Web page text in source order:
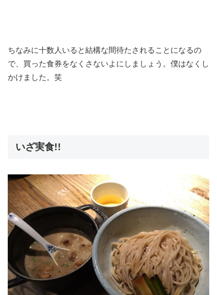
ちなみに十数人いると結構な間待たされることになるの
で、買った食券をなくさないよにしましょう。僕はなくし
かけました。笑
いざ実食!!